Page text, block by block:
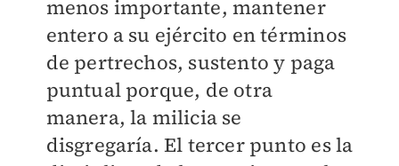
menos importante, mantener
entero a su ejército en términos
de pertrechos, sustento y paga
puntual porque, de otra
manera, la milicia se
disgregaría. El tercer punto es la